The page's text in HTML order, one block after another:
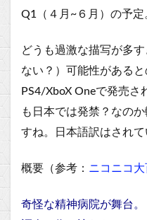
Q1（４月~６月）の予定
どうも過激な描写が多
ない？）可能性があると
PS4/XboX Oneで発売さ
も日本では発禁？なの
すね。日本語訳はされて
概要（参考： ニコニコ
奇怪な精神病院が舞台。